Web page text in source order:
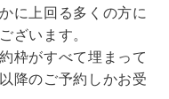
に上回る多くの方に
ざいます。
枠がすべて埋まって
降のご予約しかお受